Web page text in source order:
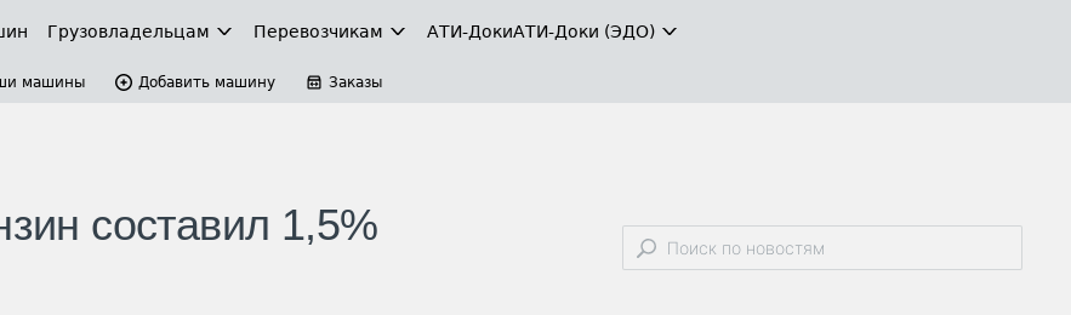
Грузовладельцам Перевозчикам АТИ-ДокиАТИ-Доки (ЭДО)
машины Добавить машину Заказы
составил 1,5%